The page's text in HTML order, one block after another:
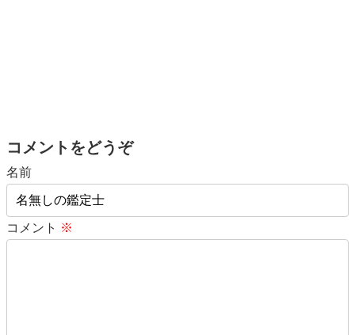
コメントをどうぞ
名前
コメント ※